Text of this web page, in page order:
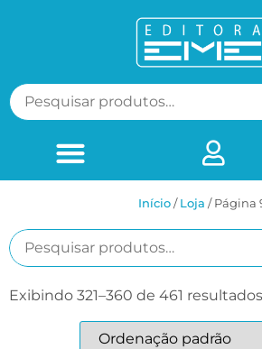
Início/Loja / Página
Exibindo 321–360 de 461 resultados